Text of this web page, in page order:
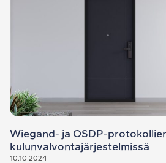
Wiegand- ja OSDP-
kulunvalvontajärjestelmissä
10.10.2024